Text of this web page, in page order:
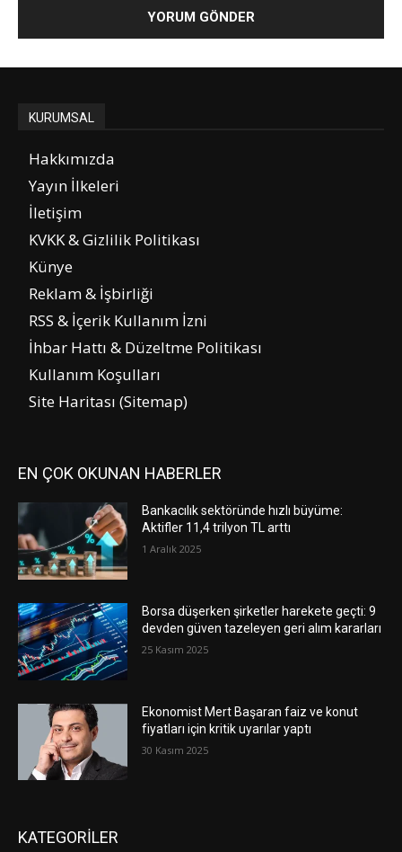
KURUMSAL
Hakkımızda
Yayın İlkeleri
İletişim
KVKK & Gizlilik Politikası
Künye
Reklam & İşbirliği
RSS & İçerik Kullanım İzni
İhbar Hattı & Düzeltme Politikası
Kullanım Koşulları
Site Haritası (Sitemap)
EN ÇOK OKUNAN HABERLER
Bankacılık sektöründe hızlı büyüme:
Aktifler 11,4 trilyon TL arttı
1 Aralık 2025
Borsa düşerken şirketler harekete geçti: 9
devden güven tazeleyen geri alım kararları
25 Kasım 2025
Ekonomist Mert Başaran faiz ve konut
fiyatları için kritik uyarılar yaptı
30 Kasım 2025
KATEGORİLER